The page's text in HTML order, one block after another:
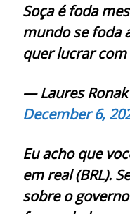
Soça é foda
mundo se foda
quer lucrar
— Laures Ronak
December 6,
Eu acho que
em real (BRL).
sobre o